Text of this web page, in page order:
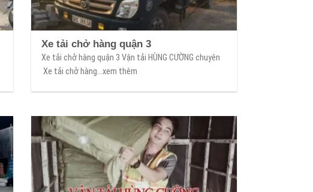
Xe tải chở hàng quận 3
Xe tải chở hàng quận 3 Vận tải HÙNG CƯỜNG chuyên
Xe tải chở hàng...xem thêm